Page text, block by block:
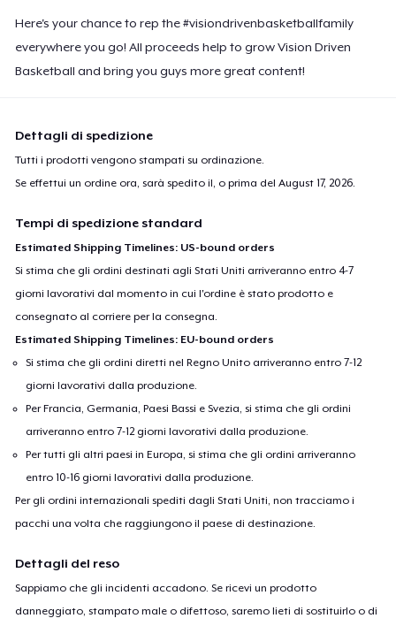
Here's your chance to rep the #visiondrivenbasketballfamily
everywhere you go! All proceeds help to grow Vision Driven
Basketball and bring you guys more great content!
Dettagli di spedizione
Tutti i prodotti vengono stampati su ordinazione.
Se effettui un ordine ora, sarà spedito il, o prima delAugust 17, 2026.
Tempi di spedizione standard
Estimated Shipping Timelines: US-bound orders
Si stima che gli ordini destinati agli Stati Uniti arriveranno entro 4-7
giorni lavorativi dal momento in cui l'ordine è stato prodotto e
consegnato al corriere per la consegna.
Estimated Shipping Timelines: EU-bound orders
Si stima che gli ordini diretti nel Regno Unito arriveranno entro 7-12
giorni lavorativi dalla produzione.
Per Francia, Germania, Paesi Bassi e Svezia, si stima che gli ordini
arriveranno entro 7-12 giorni lavorativi dalla produzione.
Per tutti gli altri paesi in Europa, si stima che gli ordini arriveranno
entro 10-16 giorni lavorativi dalla produzione.
Per gli ordini internazionali spediti dagli Stati Uniti, non tracciamo i
pacchi una volta che raggiungono il paese di destinazione.
Dettagli del reso
Sappiamo che gli incidenti accadono. Se ricevi un prodotto
danneggiato, stampato male o difettoso, saremo lieti di sostituirlo o di